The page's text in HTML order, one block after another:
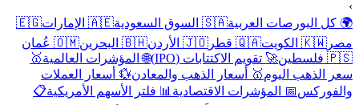
🌍 كل البورصات العربية🇸🇦 السوق السعودية 🇦🇪 الإمارات
🇪🇬
مصر 🇰🇼 الكويت 🇶🇦 قطر 🇯🇴 الأردن 🇧🇭 البحرين
🇴🇲 عُمان
🇵🇸 فلسطين
🚀 تقويم الاكتتابات (IPO) 🌐 المؤشرات العالمية🥇
سعر الذهب اليوم🥇 أسعار الذهب والمعادن💱 أسعار العملات
والفوركس 📅 المؤشرات الاقتصادية📊 فلتر الأسهم الأمريكية📋